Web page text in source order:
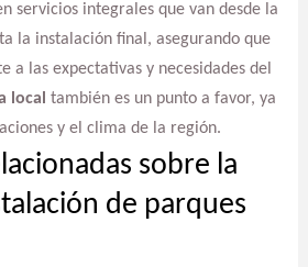
servicios integrales que van desde la
la instalación final, asegurando que
a las expectativas y necesidades del
local también es un punto a favor, ya
y el clima de la región.
sobre la
de parques